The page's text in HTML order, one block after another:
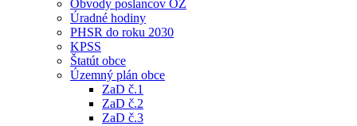
Obvody poslancov OZ
Úradné hodiny
PHSR do roku 2030
KPSS
Štatút obce
Územný plán obce
ZaD č.1
ZaD č.2
ZaD č.3